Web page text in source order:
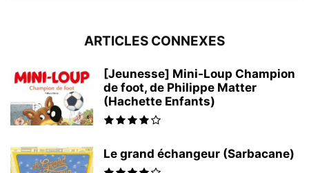
ARTICLES CONNEXES
[Jeunesse] Mini-Loup Champion
de foot, de Philippe Matter
(Hachette Enfants)
Le grand échangeur (Sarbacane)